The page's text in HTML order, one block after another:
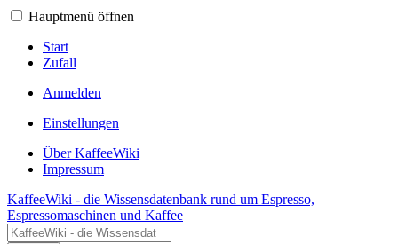
Hauptmenü öffnen
Start
Zufall
Anmelden
Einstellungen
Über KaffeeWiki
Impressum
KaffeeWiki - die Wissensdatenbank rund um Espresso,
Espressomaschinen und Kaffee